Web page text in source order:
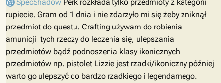
SpecShadow Perk rozkłada tylko przedmioty z kategorii
rupiecie. Gram od 1 dnia i nie zdarzyło mi się żeby zniknął
przedmiot do questu. Crafting używam do robienia
amunicji, tych rzeczy do leczenia się, ulepszania
przedmiotów bądź podnoszenia klasy ikonicznych
przedmiotów np. pistolet Lizzie jest rzadki/ikoniczny później
warto go ulepszyć do bardzo rzadkiego i legendarnego.